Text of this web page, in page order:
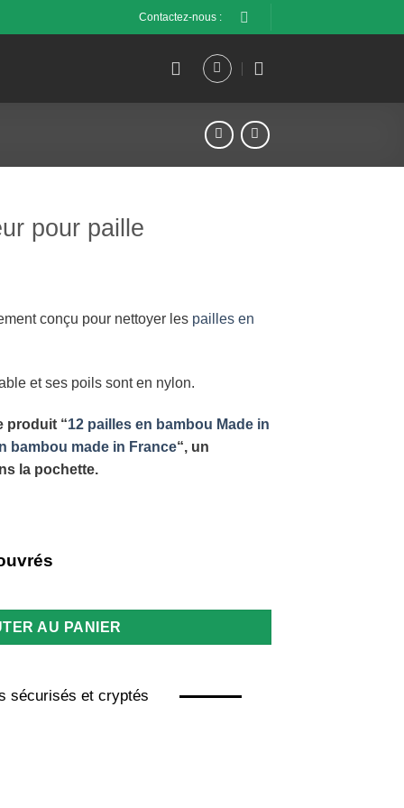
Contactez-nous :
pour paille
conçu pour nettoyer les pailles en
et ses poils sont en nylon.
produit “12 pailles en bambou Made in
bambou made in France“, un
la pochette.
AU PANIER
sécurisés et cryptés